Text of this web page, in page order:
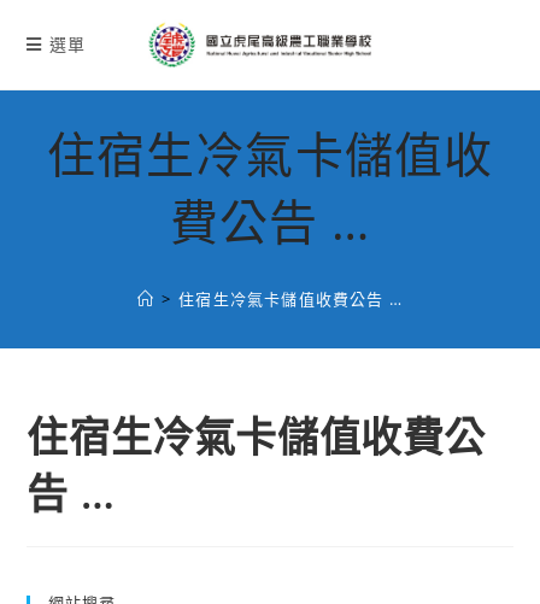
選單
住宿生冷氣卡儲值收
費公告 …
> 住宿生冷氣卡儲值收費公告 …
住宿生冷氣卡儲值收費公
告 …